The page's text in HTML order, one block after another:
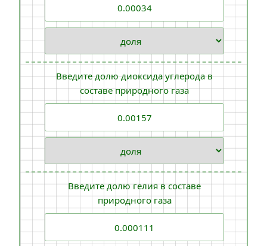
Введите долю диоксида углерода в
составе природного газа
Введите долю гелия в составе
природного газа